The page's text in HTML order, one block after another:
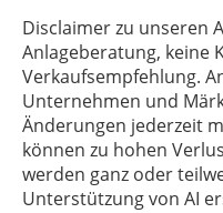
Disclaimer zu unseren
Anlageberatung, keine
Verkaufsempfehlung.
Unternehmen und
Änderungen jederzeit
können zu hohen
werden ganz oder
Unterstützung von AI